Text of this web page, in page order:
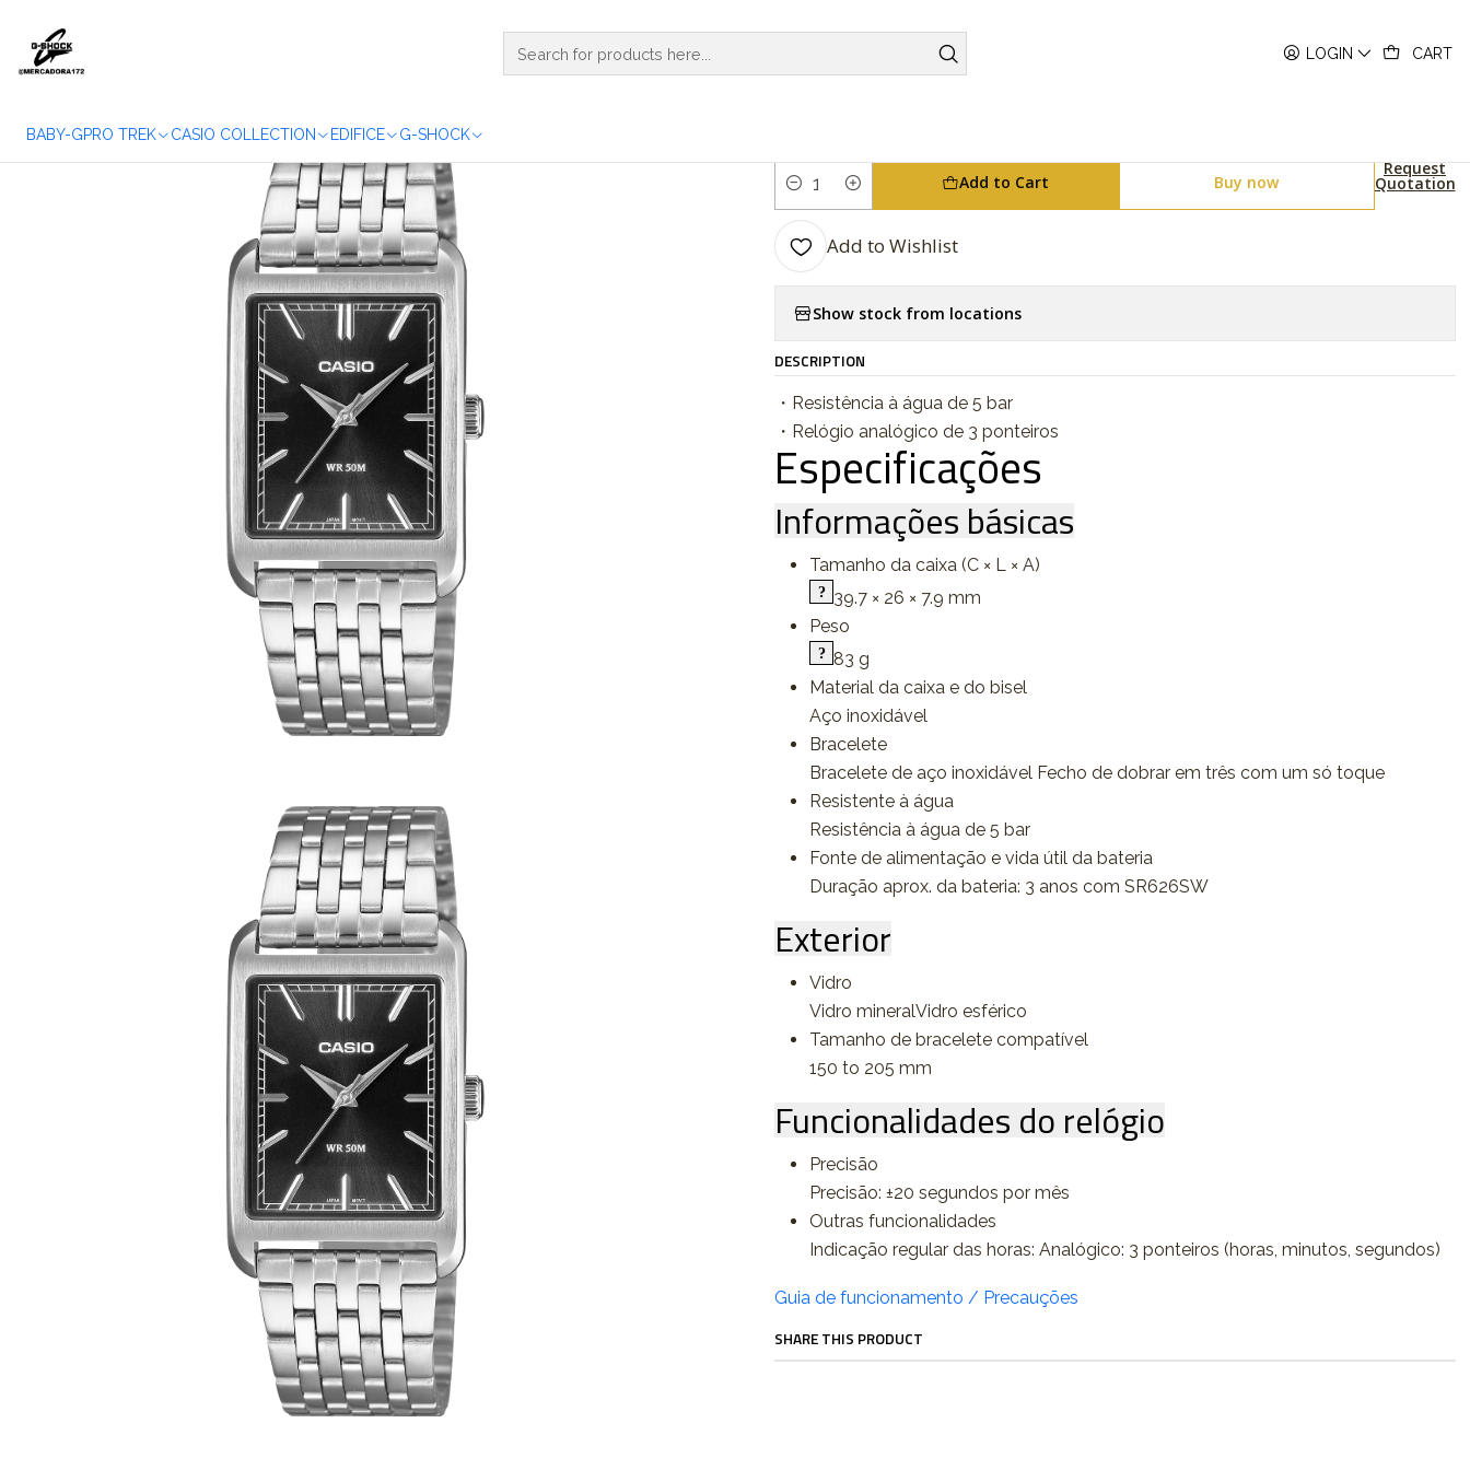
LOGIN CART
BABY-GPRO TREK CASIO COLLECTION EDIFICE G-SHOCK
Quantity
Add to Cart Buy now
Request
Quotation
Add to Wishlist
Show stock from locations
DESCRIPTION
・Resistência à água de 5 bar
・Relógio analógico de 3 ponteiros
Especificações
Informações básicas
Tamanho da caixa (C × L × A)
39.7 × 26 × 7.9 mm
Peso
83 g
Material da caixa e do bisel
Aço inoxidável
Bracelete
Bracelete de aço inoxidável Fecho de dobrar em três com um só toque
Resistente à água
Resistência à água de 5 bar
Fonte de alimentação e vida útil da bateria
Duração aprox. da bateria: 3 anos com SR626SW
Exterior
Vidro
Vidro mineralVidro esférico
Tamanho de bracelete compatível
150 to 205 mm
Funcionalidades do relógio
Precisão
Precisão: ±20 segundos por mês
Outras funcionalidades
Indicação regular das horas: Analógico: 3 ponteiros (horas, minutos, segundos)
Guia de funcionamento / Precauções
SHARE THIS PRODUCT